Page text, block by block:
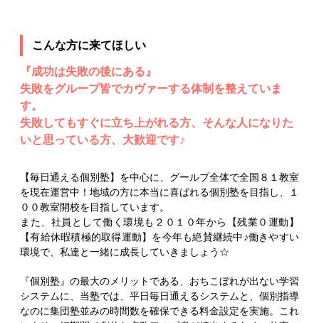
こんな方に来てほしい
『成功は失敗の後にある』
失敗をグループ皆でカヴァーする体制を整えていま
す。
失敗してもすぐに立ち上がれる方、そんな人になりた
いと思っている方、大歓迎です♪
【毎日通える個別塾】を中心に、グールプ全体で全国８１教室
を現在運営中！地域の方に本当に喜ばれる個別塾を目指し、１
００教室開校を目指しています。
また、社員として働く環境も２０１０年から【残業０運動】
【有給休暇積極的取得運動】を今年も絶賛継続中♪働きやすい
環境で、私達と一緒に成長していきましょう☆
『個別塾』の最大のメリットである、おちこぼれが出ない学習
システムに、当塾では、平日毎日通えるシステムと、個別指導
なのに集団塾並みの時間数を確保できる料金設定を実施。これ